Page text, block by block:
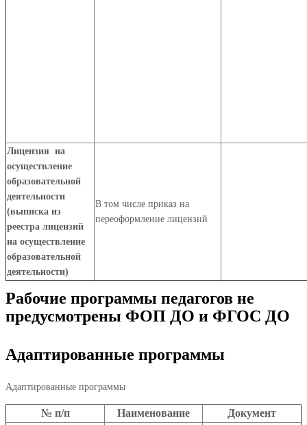
Лицензия на
осуществление
образовательной
деятельности
(выписка из
реестра лицензий
на осуществление
образовательной
деятельности)
В том числе приказ на
переоформление лицензий
Рабочие программы педагогов не
предусмотрены ФОП ДО и ФГОС ДО
Адаптированные программы
Адаптированные программы
№ п/п Наименование Документ